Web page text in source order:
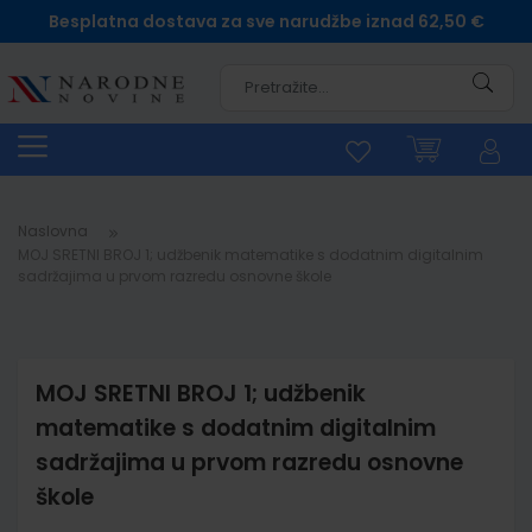
Besplatna dostava za sve narudžbe iznad 62,50 €
Naslovna
MOJ SRETNI BROJ 1; udžbenik
matematike s dodatnim digitalnim
sadržajima u prvom razredu osnovne
škole